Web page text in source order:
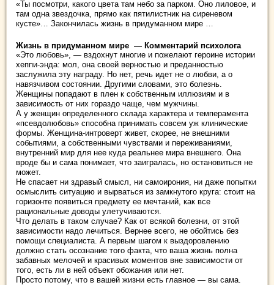
«Ты посмотри, какого цвета там небо за парком. Оно лиловое, и
там одна звездочка, прямо как пятилистник на сиреневом
кусте»… Закончилась жизнь в придуманном мире …
Жизнь в придуманном мире — Комментарий психолога
«Это любовь», — вздохнут многие и пожелают героине истории
хеппи-энда: мол, она своей верностью и преданностью
заслужила эту награду. Но нет, речь идет не о любви, а о
навязчивом состоянии. Другими словами, это болезнь.
Женщины попадают в плен к собственным иллюзиям и в
зависимость от них гораздо чаще, чем мужчины.
А у женщин определенного склада характера и темперамента
«псевдолюбовь» способна принимать совсем уж клинические
формы. Женщина-интроверт живет, скорее, не внешними
событиями, а собственными чувствами и переживаниями,
внутренний мир для нее куда реальнее мира внешнего. Она
вроде бы и сама понимает, что заигралась, но остановиться не
может.
Не спасает ни здравый смысл, ни самоирония, ни даже попытки
осмыслить ситуацию и вырваться из замкнутого круга: стоит на
горизонте появиться предмету ее мечтаний, как все
рациональные доводы улетучиваются.
Что делать в таком случае? Как от всякой болезни, от этой
зависимости надо лечиться. Вернее всего, не обойтись без
помощи специалиста. А первым шагом к выздоровлению
должно стать осознание того факта, что ваша жизнь полна
забавных мелочей и красивых моментов вне зависимости от
того, есть ли в ней объект обожания или нет.
Просто потому, что в вашей жизни есть главное — вы сама.